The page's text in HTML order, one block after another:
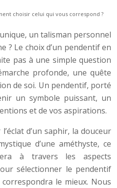
choisir celui qui vous correspond ?
un talisman personnel
? Le choix d’un pendentif en
pas à une simple question
profonde, une quête
de soi. Un pendentif, porté
un symbole puissant, un
et de vos aspirations.
d’un saphir, la douceur
d’une améthyste, ce
à travers les aspects
sélectionner le pendentif
le mieux. Nous